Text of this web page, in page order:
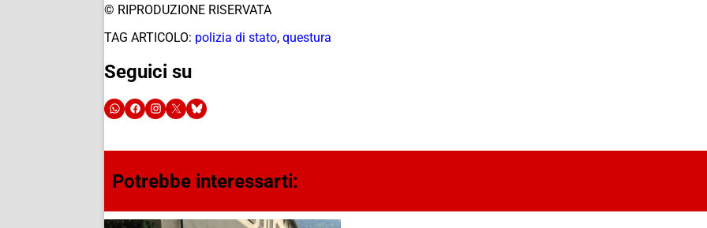
© RIPRODUZIONE RISERVATA
TAG ARTICOLO: polizia di stato, questura
Seguici su
Potrebbe interessarti: